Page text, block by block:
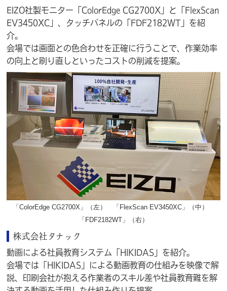
EIZO社製モニター「ColorEdge CG2700X」と「FlexScan
EV3450XC」、タッチパネルの「FDF2182WT」を紹
介。
会場では画面との色合わせを正確に行うことで、作業効率
の向上と刷り直しといったコストの削減を提案。
「ColorEdge CG2700X」 （左） 「FlexScan EV3450XC」
（中）
「FDF2182WT」
（右）
株式会社タナック
動画による社員教育システム「HIKIDAS」を紹介。
会場では「HIKIDAS」による動画教育の仕組みを映像で解
説、印刷会社が抱える作業者のスキル差や社員教育難を解